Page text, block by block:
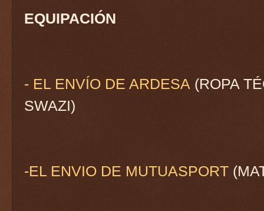
EQUIPACIÓN
- EL ENVÍO DE ARDESA (ROPA
SWAZI)
-EL ENVIO DE MUTUASPORT